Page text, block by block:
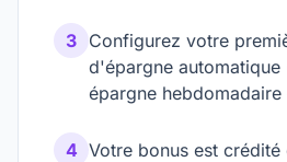
3 Configurez votre
d'épargne automatique
épargne hebdomadaire
4 Votre bonus est crédité